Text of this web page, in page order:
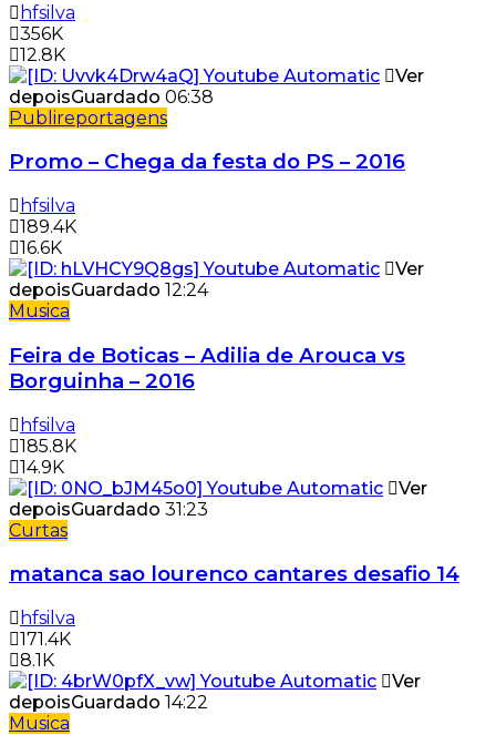
hfsilva
356K
12.8K
Ver
depoisGuardado 06:38
Publireportagens
Promo – Chega da festa do PS – 2016
hfsilva
189.4K
16.6K
Ver
depoisGuardado 12:24
Musica
Feira de Boticas – Adilia de Arouca vs
Borguinha – 2016
hfsilva
185.8K
14.9K
Ver
depoisGuardado 31:23
Curtas
matanca sao lourenco cantares desafio 14
hfsilva
171.4K
8.1K
Ver
depoisGuardado 14:22
Musica